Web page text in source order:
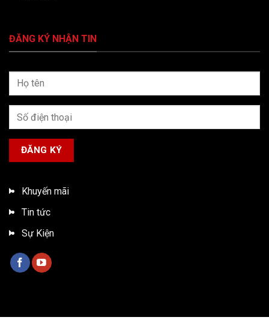
ĐĂNG KÝ NHẬN TIN
Khuyến mãi
Tin tức
Sự Kiện